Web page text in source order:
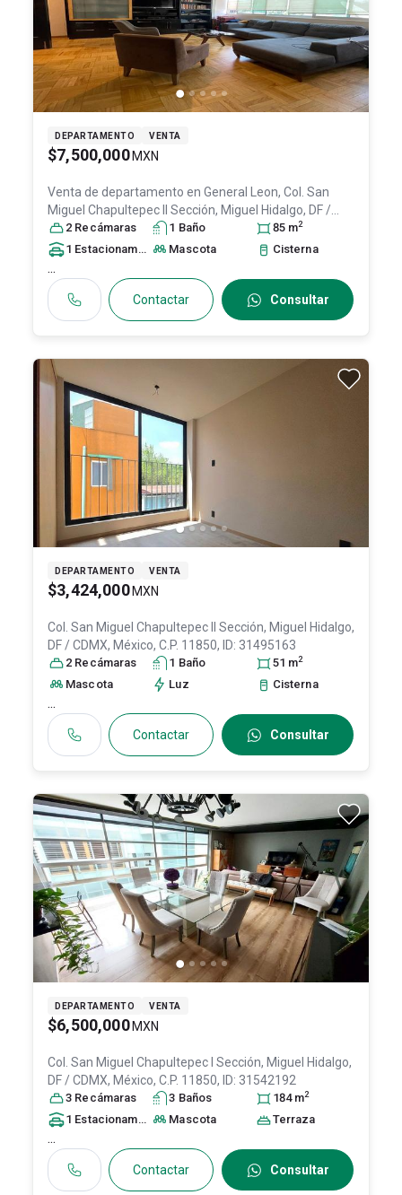
DEPARTAMENTO VENTA
$7,500,000 MXN
Venta de departamento en General Leon, Col. San
Miguel Chapultepec II Sección, Miguel Hidalgo, DF /
CDMX, México, C.P. 11850, ID: 31620988
2 Recámaras 1 Baño 85 m2
1 Estacionamiento Mascota Cisterna
...
Contactar Consultar
DEPARTAMENTO VENTA
$3,424,000 MXN
Col. San Miguel Chapultepec II Sección, Miguel Hidalgo,
DF / CDMX, México, C.P. 11850, ID: 31495163
2 Recámaras 1 Baño 51 m2
Mascota Luz Cisterna
...
Contactar Consultar
DEPARTAMENTO VENTA
$6,500,000 MXN
Col. San Miguel Chapultepec I Sección, Miguel Hidalgo,
DF / CDMX, México, C.P. 11850, ID: 31542192
3 Recámaras 3 Baños 184 m2
1 Estacionamiento Mascota Terraza
...
Contactar Consultar